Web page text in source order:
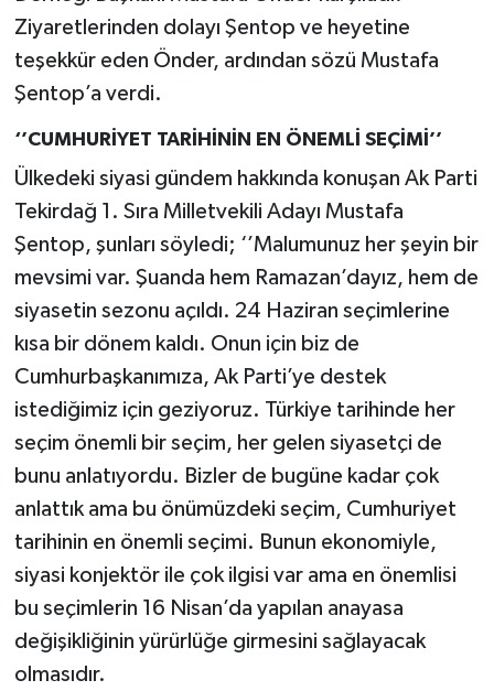
Ziyaretlerinden dolayı Şentop ve heyetine
teşekkür eden Önder, ardından sözü Mustafa
Şentop’a verdi.
‘’CUMHURİYET TARİHİNİN EN ÖNEMLİ SEÇİMİ’’
Ülkedeki siyasi gündem hakkında konuşan Ak Parti
Tekirdağ 1. Sıra Milletvekili Adayı Mustafa
Şentop, şunları söyledi; ‘’Malumunuz her şeyin bir
mevsimi var. Şuanda hem Ramazan’dayız, hem de
siyasetin sezonu açıldı. 24 Haziran seçimlerine
kısa bir dönem kaldı. Onun için biz de
Cumhurbaşkanımıza, Ak Parti’ye destek
istediğimiz için geziyoruz. Türkiye tarihinde her
seçim önemli bir seçim, her gelen siyasetçi de
bunu anlatıyordu. Bizler de bugüne kadar çok
anlattık ama bu önümüzdeki seçim, Cumhuriyet
tarihinin en önemli seçimi. Bunun ekonomiyle,
siyasi konjektör ile çok ilgisi var ama en önemlisi
bu seçimlerin 16 Nisan’da yapılan anayasa
değişikliğinin yürürlüğe girmesini sağlayacak
olmasıdır.